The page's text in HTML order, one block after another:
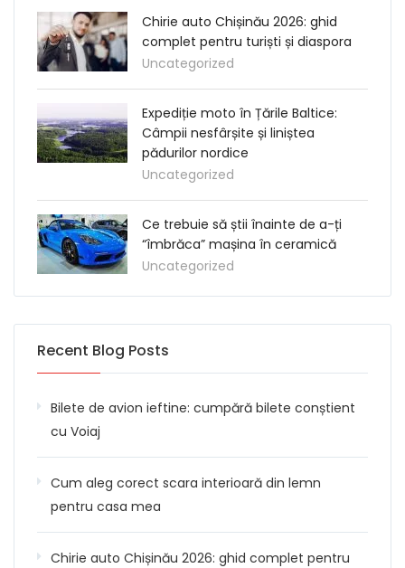
Chirie auto Chișinău 2026: ghid
complet pentru turiști și diaspora
Uncategorized
Expediție moto în Țările Baltice:
Câmpii nesfârșite și liniștea
pădurilor nordice
Uncategorized
Ce trebuie să știi înainte de a-ți
“îmbrăca” mașina în ceramică
Uncategorized
Recent Blog Posts
Bilete de avion ieftine: cumpără bilete conștient
cu Voiaj
Cum aleg corect scara interioară din lemn
pentru casa mea
Chirie auto Chișinău 2026: ghid complet pentru